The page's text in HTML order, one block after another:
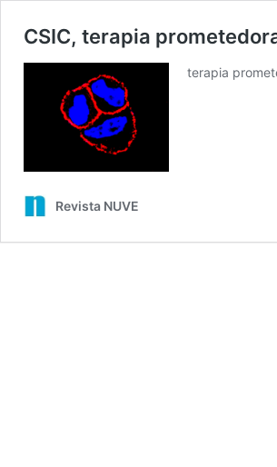
CSIC, terapia
terapia
Revista NUVE